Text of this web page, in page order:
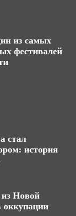
из самых
фестивалей
стал
история
Новой